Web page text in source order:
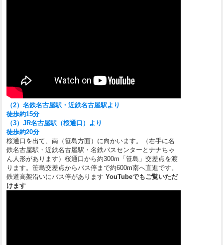
（2）名鉄名古屋駅・近鉄名古屋駅より
徒歩約15分
（3）JR名古屋駅（桜通口）より
徒歩約20分
桜通口を出て、南（笹島方面）に向かいます。（右手に名
鉄名古屋駅・近鉄名古屋駅・名鉄バスセンターとナナちゃ
ん人形があります）桜通口から約300m「笹島」交差点を渡
ります。笹島交差点からバス停まで約600m南へ直進です。
鉄道高架沿いにバス停があります YouTubeでもご覧いただ
けます